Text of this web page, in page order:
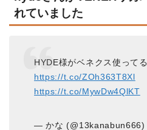
れていました
HYDE様がベネクス使ってる
https://t.co/ZOh363T8Xl
https://t.co/MywDw4QlKT
— かな (@13kanabun666)